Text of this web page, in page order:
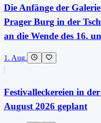
Die Anfänge der
Prager Burg in der
an die Wende des 16.
1. Aug.
Festivalleckereien in
August 2026 geplant